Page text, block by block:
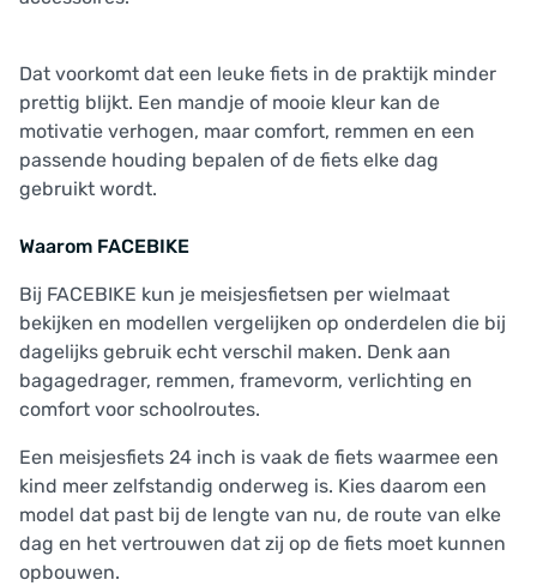
Dat voorkomt dat een leuke fiets in de praktijk minder
prettig blijkt. Een mandje of mooie kleur kan de
motivatie verhogen, maar comfort, remmen en een
passende houding bepalen of de fiets elke dag
gebruikt wordt.
Waarom FACEBIKE
Bij FACEBIKE kun je meisjesfietsen per wielmaat
bekijken en modellen vergelijken op onderdelen die bij
dagelijks gebruik echt verschil maken. Denk aan
bagagedrager, remmen, framevorm, verlichting en
comfort voor schoolroutes.
Een meisjesfiets 24 inch is vaak de fiets waarmee een
kind meer zelfstandig onderweg is. Kies daarom een
model dat past bij de lengte van nu, de route van elke
dag en het vertrouwen dat zij op de fiets moet kunnen
opbouwen.